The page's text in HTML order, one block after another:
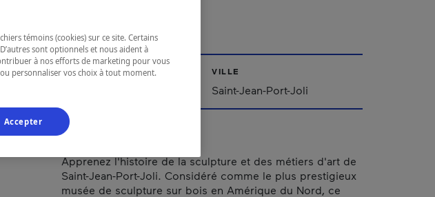
RÉGION VILLE
Saint-Jean-Port-Joli
Apprenez l'histoire de la sculpture et des métiers d'art de
Saint-Jean-Port-Joli. Considéré comme le plus prestigieux
musée de sculpture sur bois en Amérique du Nord, ce
témoins (cookies) sur ce site. Certains
sont optionnels et nous aident à
à nos efforts de marketing pour vous
personnaliser vos choix à tout moment.
dans une nouvelle fenêtre.
Accepter